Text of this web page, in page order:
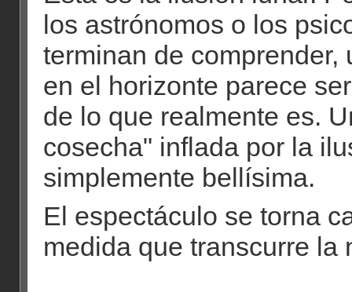
los astrónomos o los
terminan de comprender,
en el horizonte parece
de lo que realmente es.
cosecha" inflada por la
simplemente bellísima.
El espectáculo se torna
medida que transcurre la